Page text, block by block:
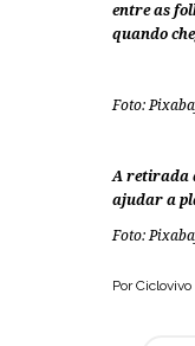
entre as
quando
Foto:
A retirada
ajudar a
Foto:
Por Ciclovivo